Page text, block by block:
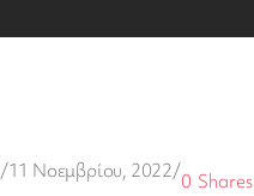
/11 Νοεμβρίου, 2022/ Shares
0